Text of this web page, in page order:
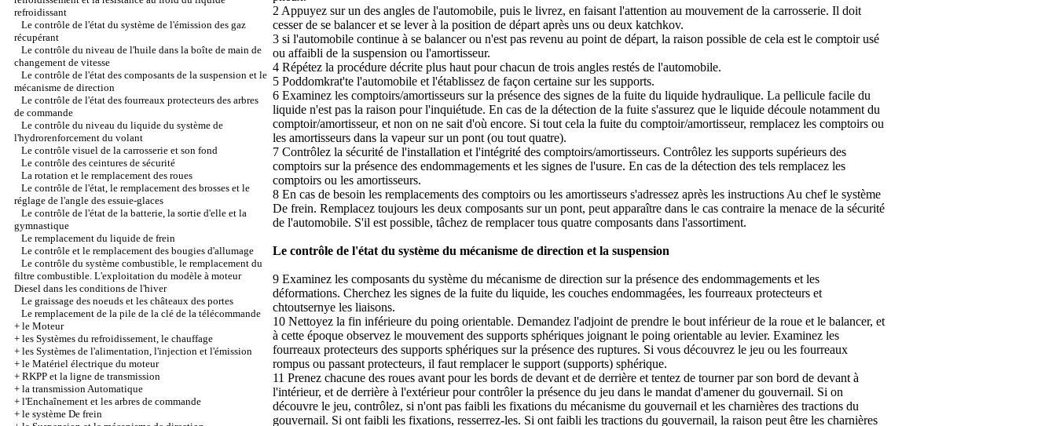
refroidissant
Le contrôle de l'état du système de l'émission des gaz
récupérant
Le contrôle du niveau de l'huile dans la boîte de main de
changement de vitesse
Le contrôle de l'état des composants de la suspension et le
mécanisme de direction
Le contrôle de l'état des fourreaux protecteurs des arbres
de commande
Le contrôle du niveau du liquide du système de
l'hydrorenforcement du volant
Le contrôle visuel de la carrosserie et son fond
Le contrôle des ceintures de sécurité
La rotation et le remplacement des roues
Le contrôle de l'état, le remplacement des brosses et le
réglage de l'angle des essuie-glaces
Le contrôle de l'état de la batterie, la sortie d'elle et la
gymnastique
Le remplacement du liquide de frein
Le contrôle et le remplacement des bougies d'allumage
Le contrôle du système combustible, le remplacement du
filtre combustible. L'exploitation du modèle à moteur
Diesel dans les conditions de l'hiver
Le graissage des noeuds et les châteaux des portes
Le remplacement de la pile de la clé de la télécommande
+ le Moteur
+ les Systèmes du refroidissement, le chauffage
+ les Systèmes de l'alimentation, l'injection et l'émission
+ le Matériel électrique du moteur
+ RKPP et la ligne de transmission
+ la transmission Automatique
+ l'Enchaînement et les arbres de commande
+ le système De frein
2 Appuyez sur un des angles de l'automobile, puis le livrez, en faisant l'attention au mouvement de la carrosserie. Il doit
cesser de se balancer et se lever à la position de départ après uns ou deux katchkov.
3 si l'automobile continue à se balancer ou n'est pas revenu au point de départ, la raison possible de cela est le comptoir usé
ou affaibli de la suspension ou l'amortisseur.
4 Répétez la procédure décrite plus haut pour chacun de trois angles restés de l'automobile.
5 Poddomkrat'te l'automobile et l'établissez de façon certaine sur les supports.
6 Examinez les comptoirs/amortisseurs sur la présence des signes de la fuite du liquide hydraulique. La pellicule facile du
liquide n'est pas la raison pour l'inquiétude. En cas de la détection de la fuite s'assurez que le liquide découle notamment du
comptoir/amortisseur, et non on ne sait d'où encore. Si tout cela la fuite du comptoir/amortisseur, remplacez les comptoirs ou
les amortisseurs dans la vapeur sur un pont (ou tout quatre).
7 Contrôlez la sécurité de l'installation et l'intégrité des comptoirs/amortisseurs. Contrôlez les supports supérieurs des
comptoirs sur la présence des endommagements et les signes de l'usure. En cas de la détection des tels remplacez les
comptoirs ou les amortisseurs.
8 En cas de besoin les remplacements des comptoirs ou les amortisseurs s'adressez après les instructions Au chefle système
De frein. Remplacez toujours les deux composants sur un pont, peut apparaître dans le cas contraire la menace de la sécurité
de l'automobile. S'il est possible, tâchez de remplacer tous quatre composants dans l'assortiment.
Le contrôle de l'état du système du mécanisme de direction et la suspension
9 Examinez les composants du système du mécanisme de direction sur la présence des endommagements et les
déformations. Cherchez les signes de la fuite du liquide, les couches endommagées, les fourreaux protecteurs et
chtoutsernye les liaisons.
10 Nettoyez la fin inférieure du poing orientable. Demandez l'adjoint de prendre le bout inférieur de la roue et le balancer, et
à cette époque observez le mouvement des supports sphériques joignant le poing orientable au levier. Examinez les
fourreaux protecteurs des supports sphériques sur la présence des ruptures. Si vous découvrez le jeu ou les fourreaux
rompus ou passant protecteurs, il faut remplacer le support (supports) sphérique.
11 Prenez chacune des roues avant pour les bords de devant et de derrière et tentez de tourner par son bord de devant à
l'intérieur, et de derrière à l'extérieur pour contrôler la présence du jeu dans le mandat d'amener du gouvernail. Si on
découvre le jeu, contrôlez, si n'ont pas faibli les fixations du mécanisme du gouvernail et les charnières des tractions du
gouvernail. Si ont faibli les fixations, resserrez-les. Si ont faibli les tractions du gouvernail, la raison peut être les charnières